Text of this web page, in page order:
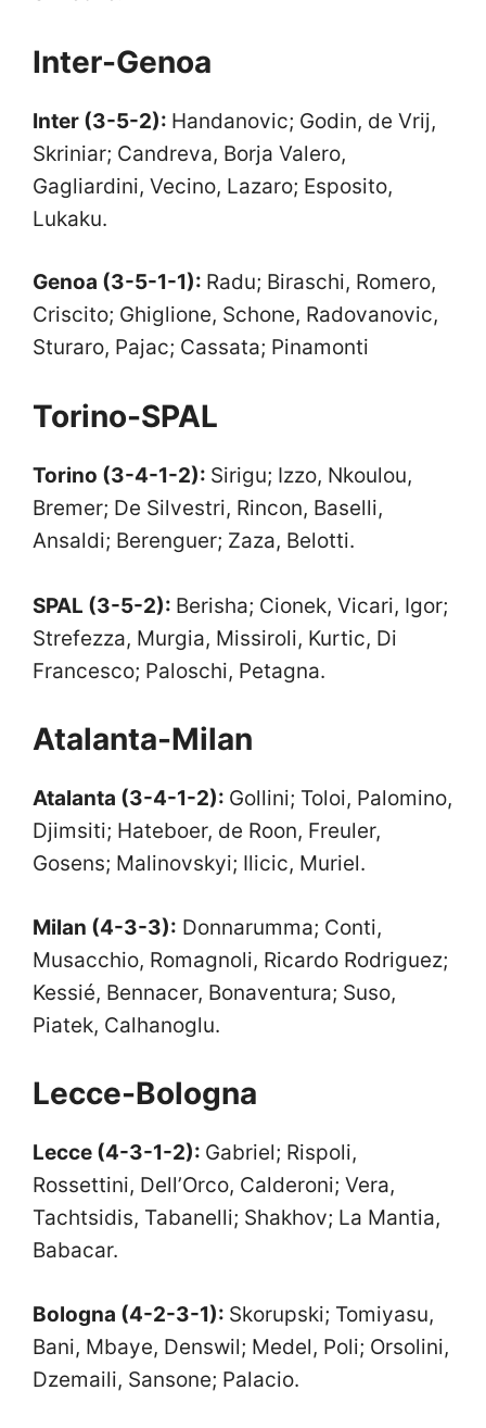
Inter-Genoa
Inter (3-5-2): Handanovic; Godin, de Vrij,
Skriniar; Candreva, Borja Valero,
Gagliardini, Vecino, Lazaro; Esposito,
Lukaku.
Genoa (3-5-1-1): Radu; Biraschi, Romero,
Criscito; Ghiglione, Schone, Radovanovic,
Sturaro, Pajac; Cassata; Pinamonti
Torino-SPAL
Torino (3-4-1-2): Sirigu; Izzo, Nkoulou,
Bremer; De Silvestri, Rincon, Baselli,
Ansaldi; Berenguer; Zaza, Belotti.
SPAL (3-5-2): Berisha; Cionek, Vicari, Igor;
Strefezza, Murgia, Missiroli, Kurtic, Di
Francesco; Paloschi, Petagna.
Atalanta-Milan
Atalanta (3-4-1-2): Gollini; Toloi, Palomino,
Djimsiti; Hateboer, de Roon, Freuler,
Gosens; Malinovskyi; Ilicic, Muriel.
Milan (4-3-3): Donnarumma; Conti,
Musacchio, Romagnoli, Ricardo Rodriguez;
Kessié, Bennacer, Bonaventura; Suso,
Piatek, Calhanoglu.
Lecce-Bologna
Lecce (4-3-1-2): Gabriel; Rispoli,
Rossettini, Dell’Orco, Calderoni; Vera,
Tachtsidis, Tabanelli; Shakhov; La Mantia,
Babacar.
Bologna (4-2-3-1): Skorupski; Tomiyasu,
Bani, Mbaye, Denswil; Medel, Poli; Orsolini,
Dzemaili, Sansone; Palacio.